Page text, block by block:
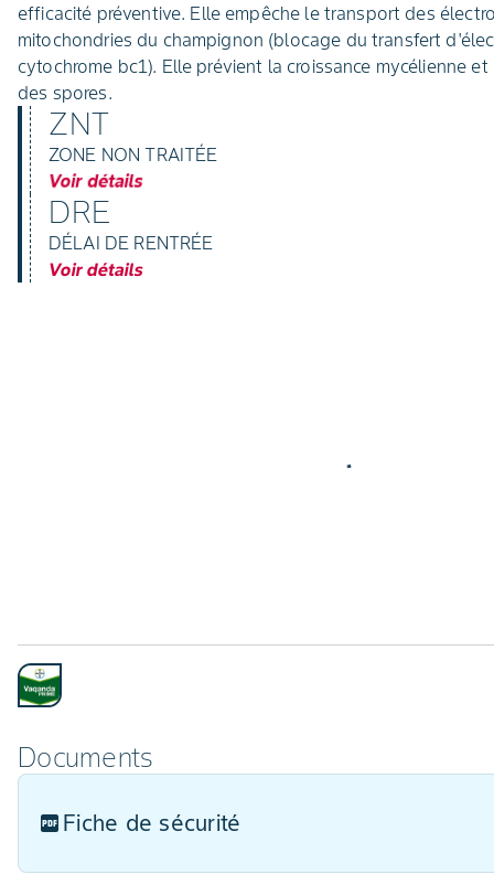
efficacité préventive. Elle empêche le transport des
mitochondries du champignon (blocage du transfert
cytochrome bc1). Elle prévient la croissance mycélienne
des spores.
ZNT
ZONE NON TRAITÉE
Voir détails
DRE
DÉLAI DE RENTRÉE
Voir détails
Documents
Fiche de sécurité